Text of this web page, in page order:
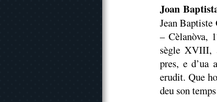
Joan
Jean
– Cèlanòva,
sègle XVIII,
pres, e d’ua
erudit. Que
deu son